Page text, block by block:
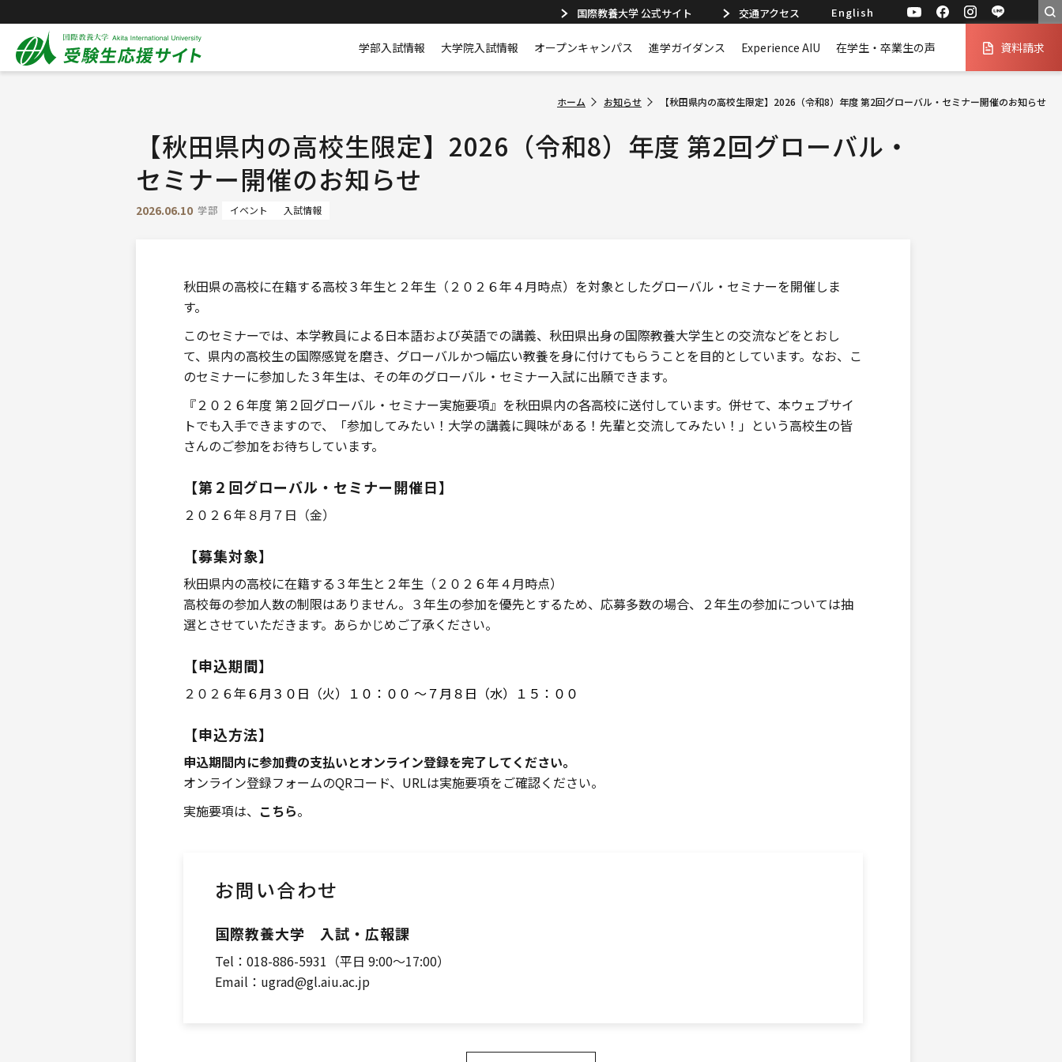
国際教養大学 公式サイト 交通アクセス English
学部入試情報 大学院入試情報 オープンキャンパス 進学ガイダンス Experience AIU 在学生・卒業生の声 資料請求
ホーム お知らせ 【秋田県内の高校生限定】2026（令和8）年度 第2回グローバル・セミナー開催のお知らせ
【秋田県内の高校生限定】2026（令和8）年度 第2回グローバル・
セミナー開催のお知らせ
2026.06.10 学部 イベント 入試情報
秋田県の高校に在籍する高校３年生と２年生（２０２６年４月時点）を対象としたグローバル・セミナーを開催しま
す。
このセミナーでは、本学教員による日本語および英語での講義、秋田県出身の国際教養大学生との交流などをとおし
て、県内の高校生の国際感覚を磨き、グローバルかつ幅広い教養を身に付けてもらうことを目的としています。なお、こ
のセミナーに参加した３年生は、その年のグローバル・セミナー入試に出願できます。
『２０２６年度 第２回グローバル・セミナー実施要項』を秋田県内の各高校に送付しています。併せて、本ウェブサイ
トでも入手できますので、「参加してみたい！大学の講義に興味がある！先輩と交流してみたい！」という高校生の皆
さんのご参加をお待ちしています。
【第２回グローバル・セミナー開催日】
２０２６年８月７日（金）
【募集対象】
秋田県内の高校に在籍する３年生と２年生（２０２６年４月時点）
高校毎の参加人数の制限はありません。３年生の参加を優先とするため、応募多数の場合、２年生の参加については抽
選とさせていただきます。あらかじめご了承ください。
【申込期間】
２０２６年６月３０日（火）１０：００ ～７月８日（水）１５：００
【申込方法】
申込期間内に参加費の支払いとオンライン登録を完了してください。
オンライン登録フォームのQRコード、URLは実施要項をご確認ください。
実施要項は、 こちら。
お問い合わせ
国際教養大学 入試・広報課
Tel：018-886-5931（平日 9:00～17:00）
Email：ugrad@gl.aiu.ac.jp